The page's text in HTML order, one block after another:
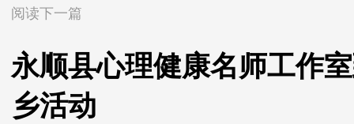
阅读下一篇
永顺县心理健康名师工作
乡活动